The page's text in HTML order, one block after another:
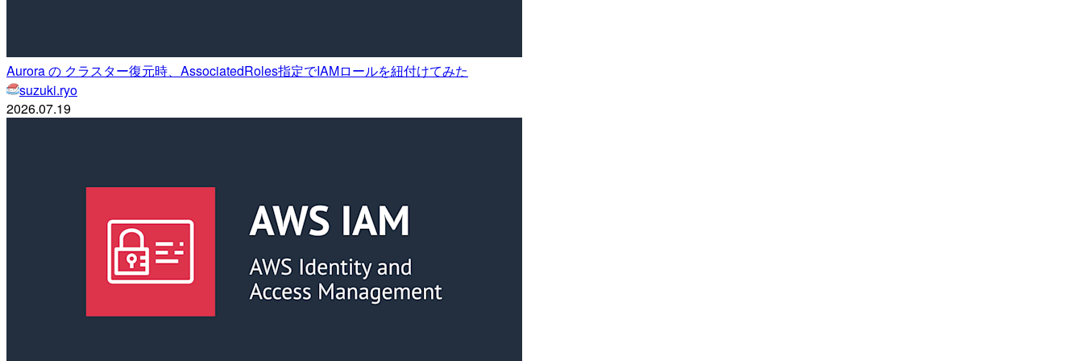
Aurora の クラスター復元時、AssociatedRoles指定でIAMロールを紐付けてみた
suzuki.ryo
2026.07.19